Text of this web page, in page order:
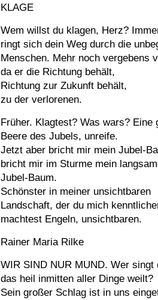
KLAGE
Wem willst du klagen, Herz?
ringt sich dein Weg durch die
Menschen. Mehr noch vergebens
da er die Richtung behält,
Richtung zur Zukunft behält,
zu der verlorenen.
Früher. Klagtest? Was wars? Eine
Beere des Jubels, unreife.
Jetzt aber bricht mir mein Jubel-
bricht mir im Sturme mein
Jubel-Baum.
Schönster in meiner unsichtbaren
Landschaft, der du mich
machtest Engeln, unsichtbaren.
Rainer Maria Rilke
WIR SIND NUR MUND. Wer singt
das heil inmitten aller Dinge weilt?
Sein großer Schlag ist in uns